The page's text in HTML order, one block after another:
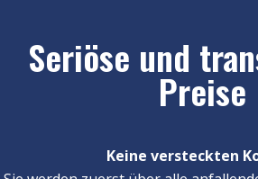
Seriöse und
Preise
Keine versteckten